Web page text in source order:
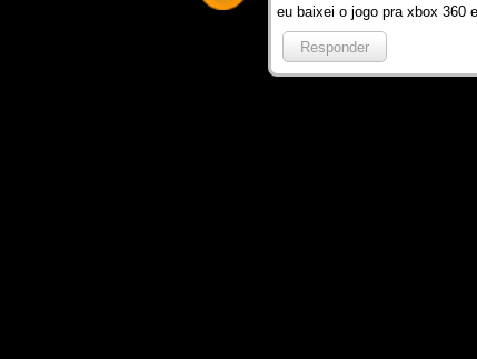
eu baixei o jogo pra xbox 360
Responder